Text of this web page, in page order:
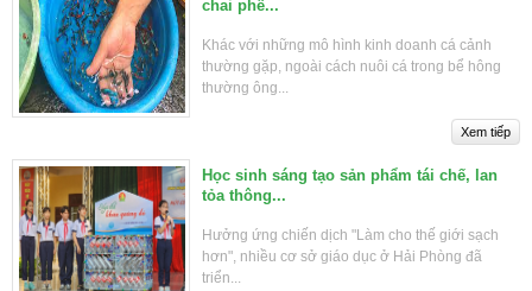
chai phế...
Khác với những mô hình kinh doanh cá cảnh
thường gặp, ngoài cách nuôi cá trong bể hông
thường ông...
Học sinh sáng tạo sản phẩm tái chế, lan
tỏa thông...
Hưởng ứng chiến dịch "Làm cho thế giới sạch
hơn", nhiều cơ sở giáo dục ở Hải Phòng đã
triển...